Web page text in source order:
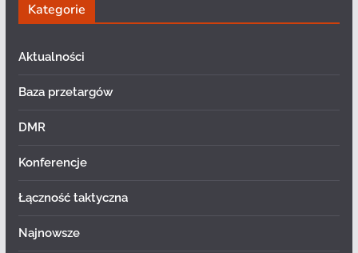
Kategorie
Aktualności
Baza przetargów
DMR
Konferencje
Łączność taktyczna
Najnowsze